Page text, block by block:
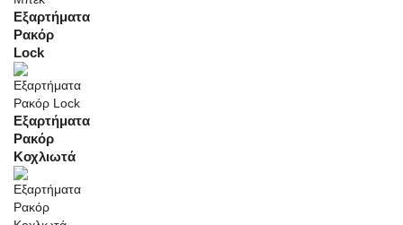
Εξαρτήματα
Ρακόρ
Lock
Εξαρτήματα
Ρακόρ
Κοχλιωτά